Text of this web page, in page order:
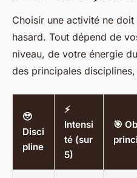
Choisir une activité ne
hasard. Tout dépend de
niveau, de votre énergie
des principales
🥹
Disci
pline
⚡
Intensi
té (sur
5)
🎯